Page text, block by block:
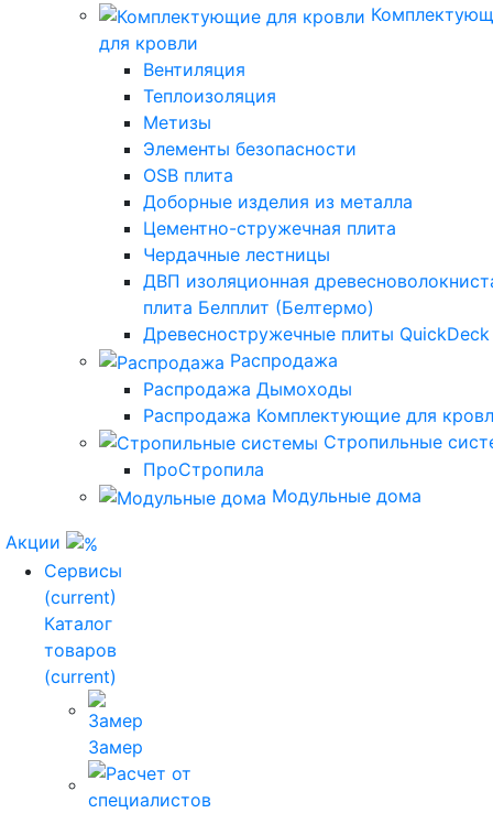
для кровли
Вентиляция
Теплоизоляция
Метизы
Элементы безопасности
OSB плита
Доборные изделия из металла
Цементно-стружечная плита
Чердачные лестницы
ДВП изоляционная
плита Белплит (Белтермо)
Древесностружечные плиты QuickDeck
Распродажа
Распродажа Дымоходы
Распродажа Комплектующие для
Стропильные
ПроСтропила
Модульные дома
Акции
Сервисы
(current)
Каталог
товаров
(current)
Замер